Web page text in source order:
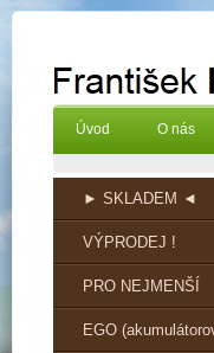
Úvod O nás
► SKLADEM ◄
VÝPRODEJ !
PRO NEJMENŠÍ
EGO